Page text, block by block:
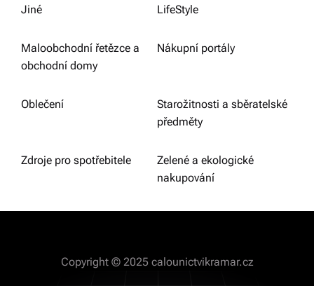
Jiné LifeStyle
Maloobchodní řetězce a
obchodní domy
Nákupní portály
Oblečení
Starožitnosti a sběratelské
předměty
Zdroje pro spotřebitele
Zelené a ekologické
nakupování
Copyright © 2025 calounictvikramar.cz